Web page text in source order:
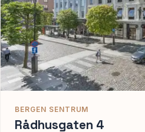
BERGEN SENTRUM
Rådhusgaten 4